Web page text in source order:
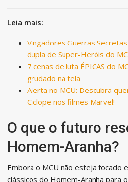
Leia mais:
Vingadores Guerras
dupla de Super-Heróis do
7 cenas de luta ÉPICAS do
grudado na tela
Alerta no MCU: Descubra
Ciclope nos filmes Marvel!
O que o futuro
Homem-Aranha?
Embora o MCU não esteja focado
clássicos do Homem-Aranha para